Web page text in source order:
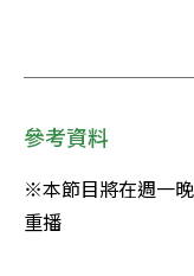
參考資料
※本節目將在週一
重播